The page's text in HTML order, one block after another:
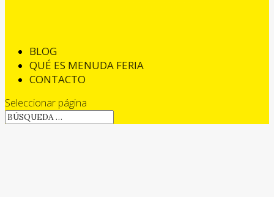
BLOG
QUÉ ES MENUDA FERIA
CONTACTO
Seleccionar página